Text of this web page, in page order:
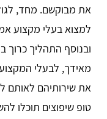
את מבוקשם. מחד,
למצוא בעלי מקצוע
ובנוסף התהליך כרוך
מאידך, לבעלי
את שירותיהם לאותם
טופ שיפוצים תוכלו